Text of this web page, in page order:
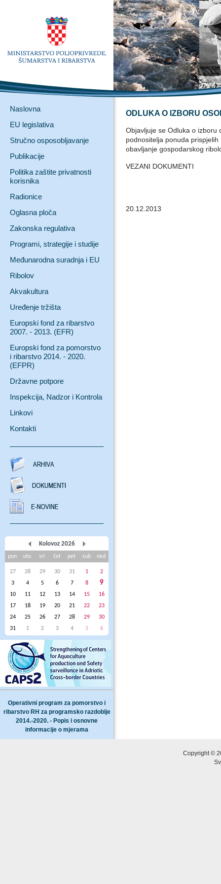
Naslovna
EU legislativa
Stručno osposobljavanje
Publikacije
Politika zaštite privatnosti
korisnika
Radionice
Oglasna ploča
Zakonska regulativa
Programi, strategije i studije
Međunarodna suradnja i EU
Ribolov
Akvakultura
Uređenje tržišta
Europski fond za ribarstvo
2007. - 2013. (EFR)
Europski fond za pomorstvo
i ribarstvo 2014. - 2020.
(EFPR)
Državne potpore
Inspekcija, Nadzor i Kontrola
Linkovi
Kontakti
Kolovoz 2026
pon uto sri čet pet sub ned
27 28 29 30 31 1
2
3
4 5 6 7 8 9
10 11 12 13 14 15
16
17
18 19 20 21 22
23
24
25 26 27 28 29
30
31
1 2 3 4 5 6
Operativni program za pomorstvo i
ribarstvo RH za programsko razdoblje
2014.-2020. - Popis i osnovne
informacije o mjerama
ODLUKA O IZBORU
Objavljuje se Odluka o izboru
podnositelja ponuda
obavljanje gospodarskog
VEZANI DOKUMENTI
20.12.2013
Copyright ©